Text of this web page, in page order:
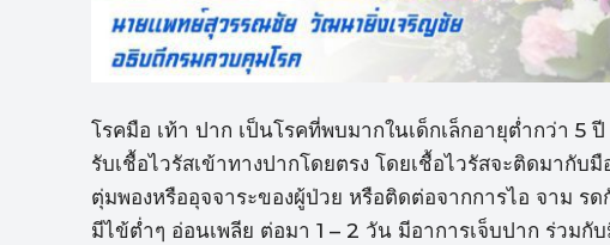
โรคมือ เท้า ปาก เป็นโรคที่พบมากในเด็กเล็กอายุต่ำกว่า
รับเชื้อไวรัสเข้าทางปากโดยตรง โดยเชื้อไวรัสจะติดมากั
ตุ่มพองหรืออุจจาระของผู้ป่วย หรือติดต่อจากการไอ จาม ร
มีไข้ต่ำๆ อ่อนเพลีย ต่อมา 1 – 2 วัน มีอาการเจ็บปาก ร่วมกั